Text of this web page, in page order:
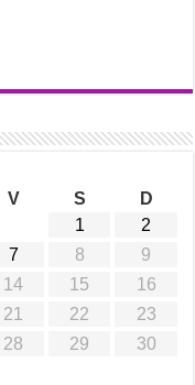
V S
D
1
2
7 8
9
14 15
16
21 22
23
28 29
30